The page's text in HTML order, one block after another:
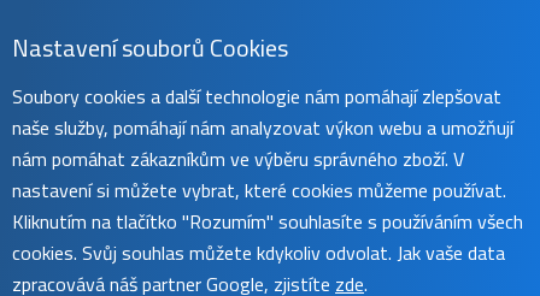
Návod
Uživatelský manuál naleznete natéto stránce.
Nastavení souborů Cookies
Soubory cookies a další technologie nám pomáhají zlepšovat
naše služby, pomáhají nám analyzovat výkon webu a umožňují
nám pomáhat zákazníkům ve výběru správného zboží. V
nastavení si můžete vybrat, které cookies můžeme používat.
Kliknutím na tlačítko "Rozumím" souhlasíte s používáním všech
cookies. Svůj souhlas můžete kdykoliv odvolat. Jak vaše data
zpracovává náš partner Google, zjistítezde.